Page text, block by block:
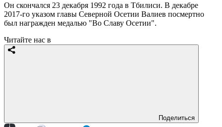
Он скончался 23 декабря 1992 года в Тбилиси. В декабре
2017-го указом главы Северной Осетии Валиев посмертно
был награжден медалью "Во Славу Осетии".
Читайте нас в
Поделиться